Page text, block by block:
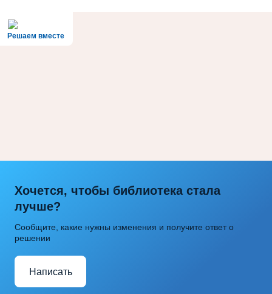
Решаем вместе
Хочется, чтобы библиотека стала
лучше?
Сообщите, какие нужны изменения и получите ответ о
решении
Написать